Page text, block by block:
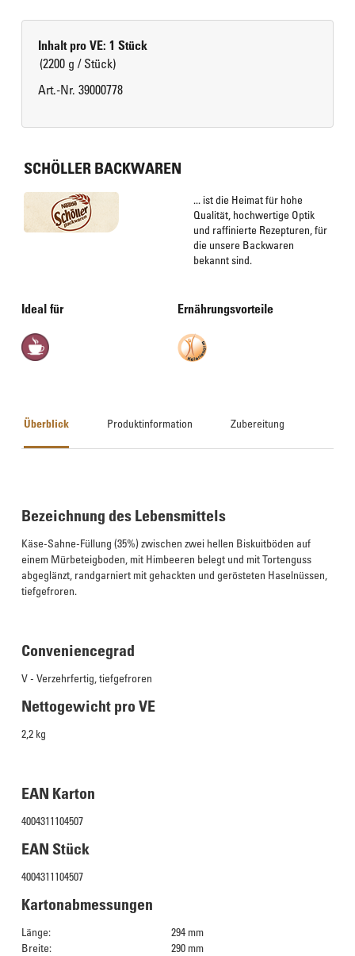
Inhalt pro VE: 1 Stück
(2200 g / Stück)
Art.-Nr. 39000778
SCHÖLLER BACKWAREN
... ist die Heimat für hohe
Qualität, hochwertige Optik
und raffinierte Rezepturen, für
die unsere Backwaren
bekannt sind.
Ideal für Ernährungsvorteile
Überblick Produktinformation Zubereitung
Bezeichnung des Lebensmittels
Käse-Sahne-Füllung (35%) zwischen zwei hellen Biskuitböden auf
einem Mürbeteigboden, mit Himbeeren belegt und mit Tortenguss
abgeglänzt, randgarniert mit gehackten und gerösteten Haselnüssen,
tiefgefroren.
Conveniencegrad
V - Verzehrfertig, tiefgefroren
Nettogewicht pro VE
2,2 kg
EAN Karton
4004311104507
EAN Stück
4004311104507
Kartonabmessungen
Länge:
294 mm
Breite:
290 mm